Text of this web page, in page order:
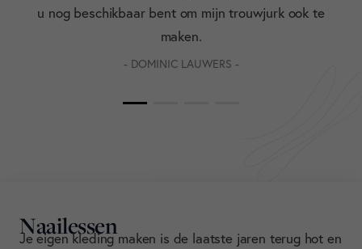
u nog beschikbaar bent om mijn trouwjurk ook te
maken.
- DOMINIC LAUWERS -
Naailessen
Je eigen kleding maken is de laatste jaren terug hot en